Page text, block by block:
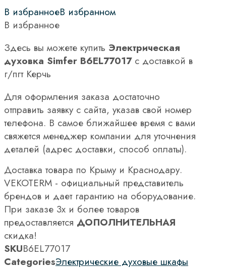
В избранноеВ избранном
В избранное
Здесь вы можете купить Электрическая
духовка Simfer B6EL77017с доставкой в
г/пгт Керчь
Для оформления заказа достаточно
отправить заявку с сайта, указав свой номер
телефона. В самое ближайшее время с вами
свяжется менеджер компании для уточнения
деталей (адрес доставки, способ оплаты).
Доставка товара по Крыму и Краснодару.
VEKOTERM - официальный представитель
брендов и дает гарантию на оборудование.
При заказе 3х и более товаров
предоставляется ДОПОЛНИТЕЛЬНАЯ
скидка!
SKUB6EL77017
CategoriesЭлектрические духовые шкафы